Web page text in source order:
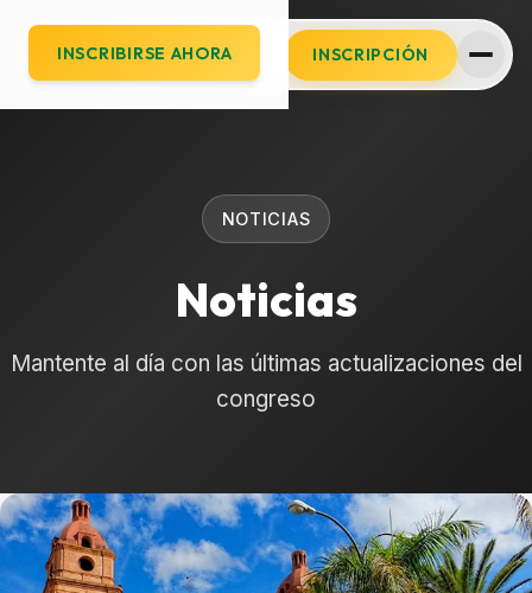
INSCRIPCIÓN
INSCRIBIRSE AHORA
NOTICIAS
Noticias
Mantente al día con las últimas actualizaciones del
congreso